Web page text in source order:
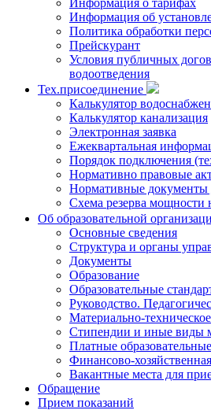
Информация о тарифах
Информация об
Политика обработки
Прейскурант
Условия публичных
водоотведения
Тех.присоединение
Калькулятор
Калькулятор канализация
Электронная заявка
Ежеквартальная
Порядок подключения
Нормативно правовые
Нормативные документы
Схема резерва мощности
Об образовательной
Основные сведения
Структура и органы
Документы
Образование
Образовательные
Руководство.
Материально-
Стипендии и иные виды
Платные
Финансово-
Вакантные места для
Обращение
Прием показаний